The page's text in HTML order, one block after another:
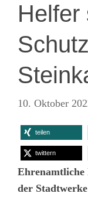
Helfer
10. Oktober
teilen
twittern
Ehrenamtliche
der